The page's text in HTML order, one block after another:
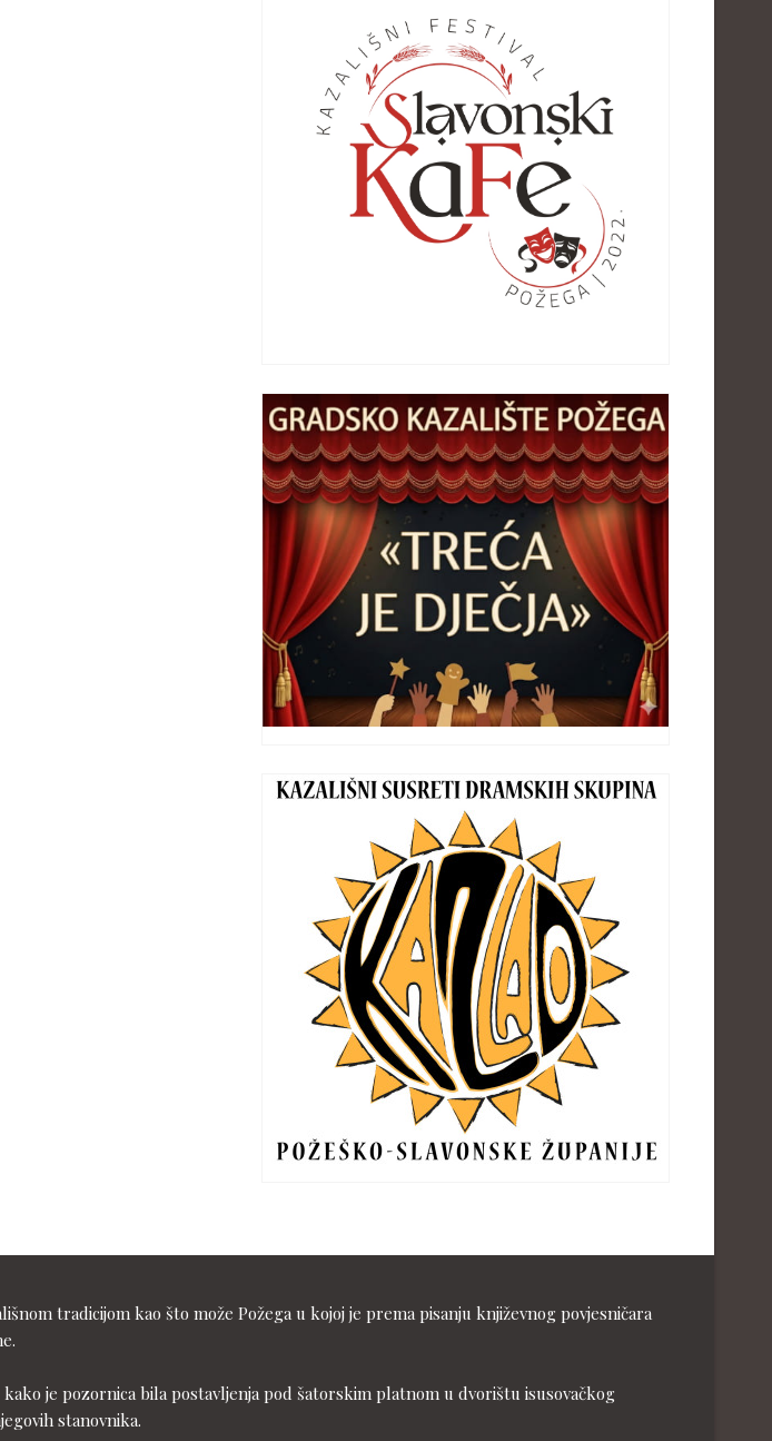
tradicijom kao što može Požega u kojoj je prema pisanju književnog povjesničara
je pozornica bila postavljenja pod šatorskim platnom u dvorištu isusovačkog
stanovnika.